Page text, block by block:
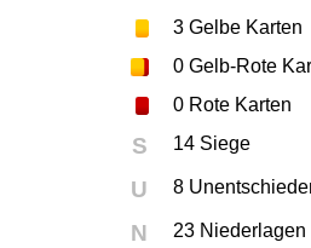
3Gelbe Karten
0Gelb-Rote
0Rote Karten
S 14 Siege
U 8
N 23 Niederlagen